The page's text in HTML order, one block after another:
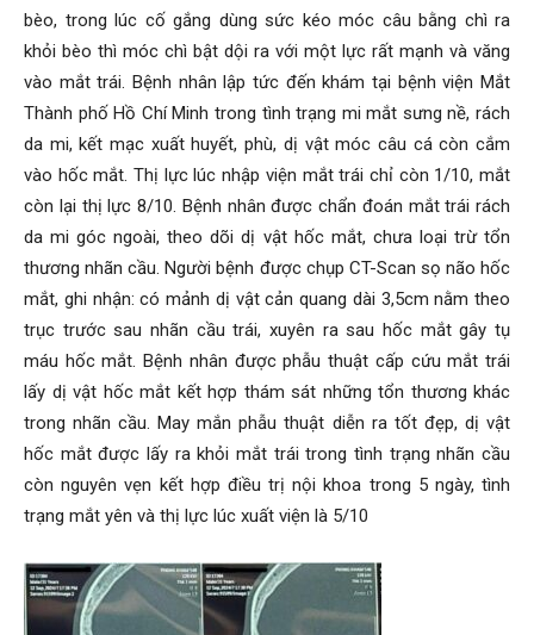
bèo, trong lúc cố gắng dùng sức kéo móc câu bằng chì ra
khỏi bèo thì móc chì bật dội ra với một lực rất mạnh và văng
vào mắt trái. Bệnh nhân lập tức đến khám tại bệnh viện Mắt
Thành phố Hồ Chí Minh trong tình trạng mi mắt sưng nề, rách
da mi, kết mạc xuất huyết, phù, dị vật móc câu cá còn cắm
vào hốc mắt. Thị lực lúc nhập viện mắt trái chỉ còn 1/10, mắt
còn lại thị lực 8/10. Bệnh nhân được chẩn đoán mắt trái rách
da mi góc ngoài, theo dõi dị vật hốc mắt, chưa loại trừ tổn
thương nhãn cầu. Người bệnh được chụp CT-Scan sọ não hốc
mắt, ghi nhận: có mảnh dị vật cản quang dài 3,5cm nằm theo
trục trước sau nhãn cầu trái, xuyên ra sau hốc mắt gây tụ
máu hốc mắt. Bệnh nhân được phẫu thuật cấp cứu mắt trái
lấy dị vật hốc mắt kết hợp thám sát những tổn thương khác
trong nhãn cầu. May mắn phẫu thuật diễn ra tốt đẹp, dị vật
hốc mắt được lấy ra khỏi mắt trái trong tình trạng nhãn cầu
còn nguyên vẹn kết hợp điều trị nội khoa trong 5 ngày, tình
trạng mắt yên và thị lực lúc xuất viện là 5/10